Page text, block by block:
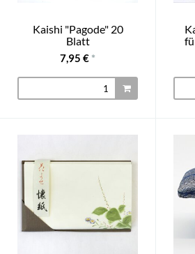
Kaishi "Pagode" 20
Blatt
7,95 € *